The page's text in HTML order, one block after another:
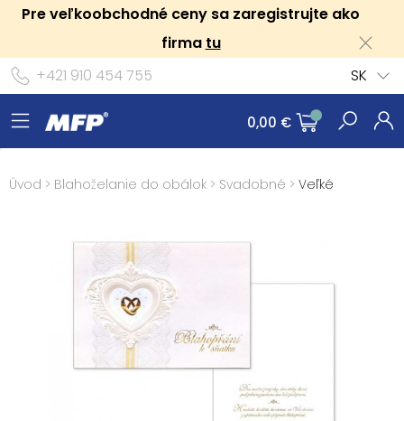
Pre veľkoobchodné ceny sa zaregistrujte ako
firma tu
+421 910 454 755
SK
0,00 €
Úvod > Blahoželanie do obálok > Svadobné > Veľké